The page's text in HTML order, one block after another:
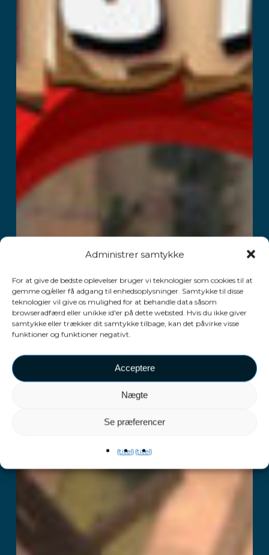
Administrer samtykke
For at give de bedste oplevelser bruger vi teknologier som cookies til at
gemme og/eller få adgang til enhedsoplysninger. Samtykke til disse
teknologier vil give os mulighed for at behandle data såsom
browseradfærd eller unikke id'er på dette websted. Hvis du ikke giver
samtykke eller trækker dit samtykke tilbage, kan det påvirke visse
funktioner og funktioner negativt.
Acceptere
Nægte
Se præferencer
{titel}{titel}